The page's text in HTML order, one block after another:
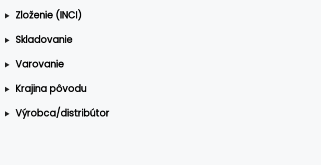
Zloženie (INCI)
Skladovanie
Varovanie
Krajina pôvodu
Výrobca/distribútor